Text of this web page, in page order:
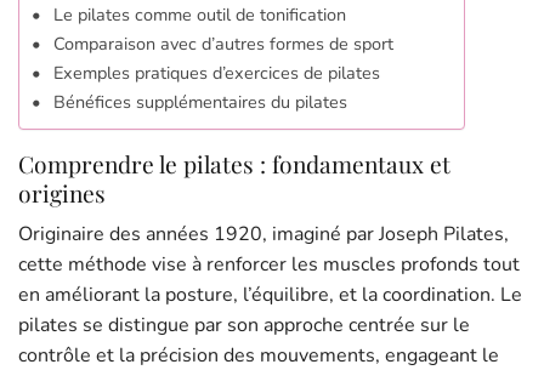
Le pilates comme outil de tonification
Comparaison avec d’autres formes de sport
Exemples pratiques d’exercices de pilates
Bénéfices supplémentaires du pilates
Comprendre le pilates : fondamentaux et
origines
Originaire des années 1920, imaginé par Joseph Pilates,
cette méthode vise à renforcer les muscles profonds tout
en améliorant la posture, l’équilibre, et la coordination. Le
pilates se distingue par son approche centrée sur le
contrôle et la précision des mouvements, engageant le